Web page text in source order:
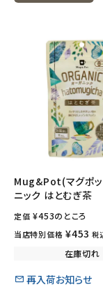
Mug&Pot(マグポ
ニック はとむぎ茶
定価 ¥453のところ
当店特別価格 ¥453 税
在庫切れ
再入荷お知らせ